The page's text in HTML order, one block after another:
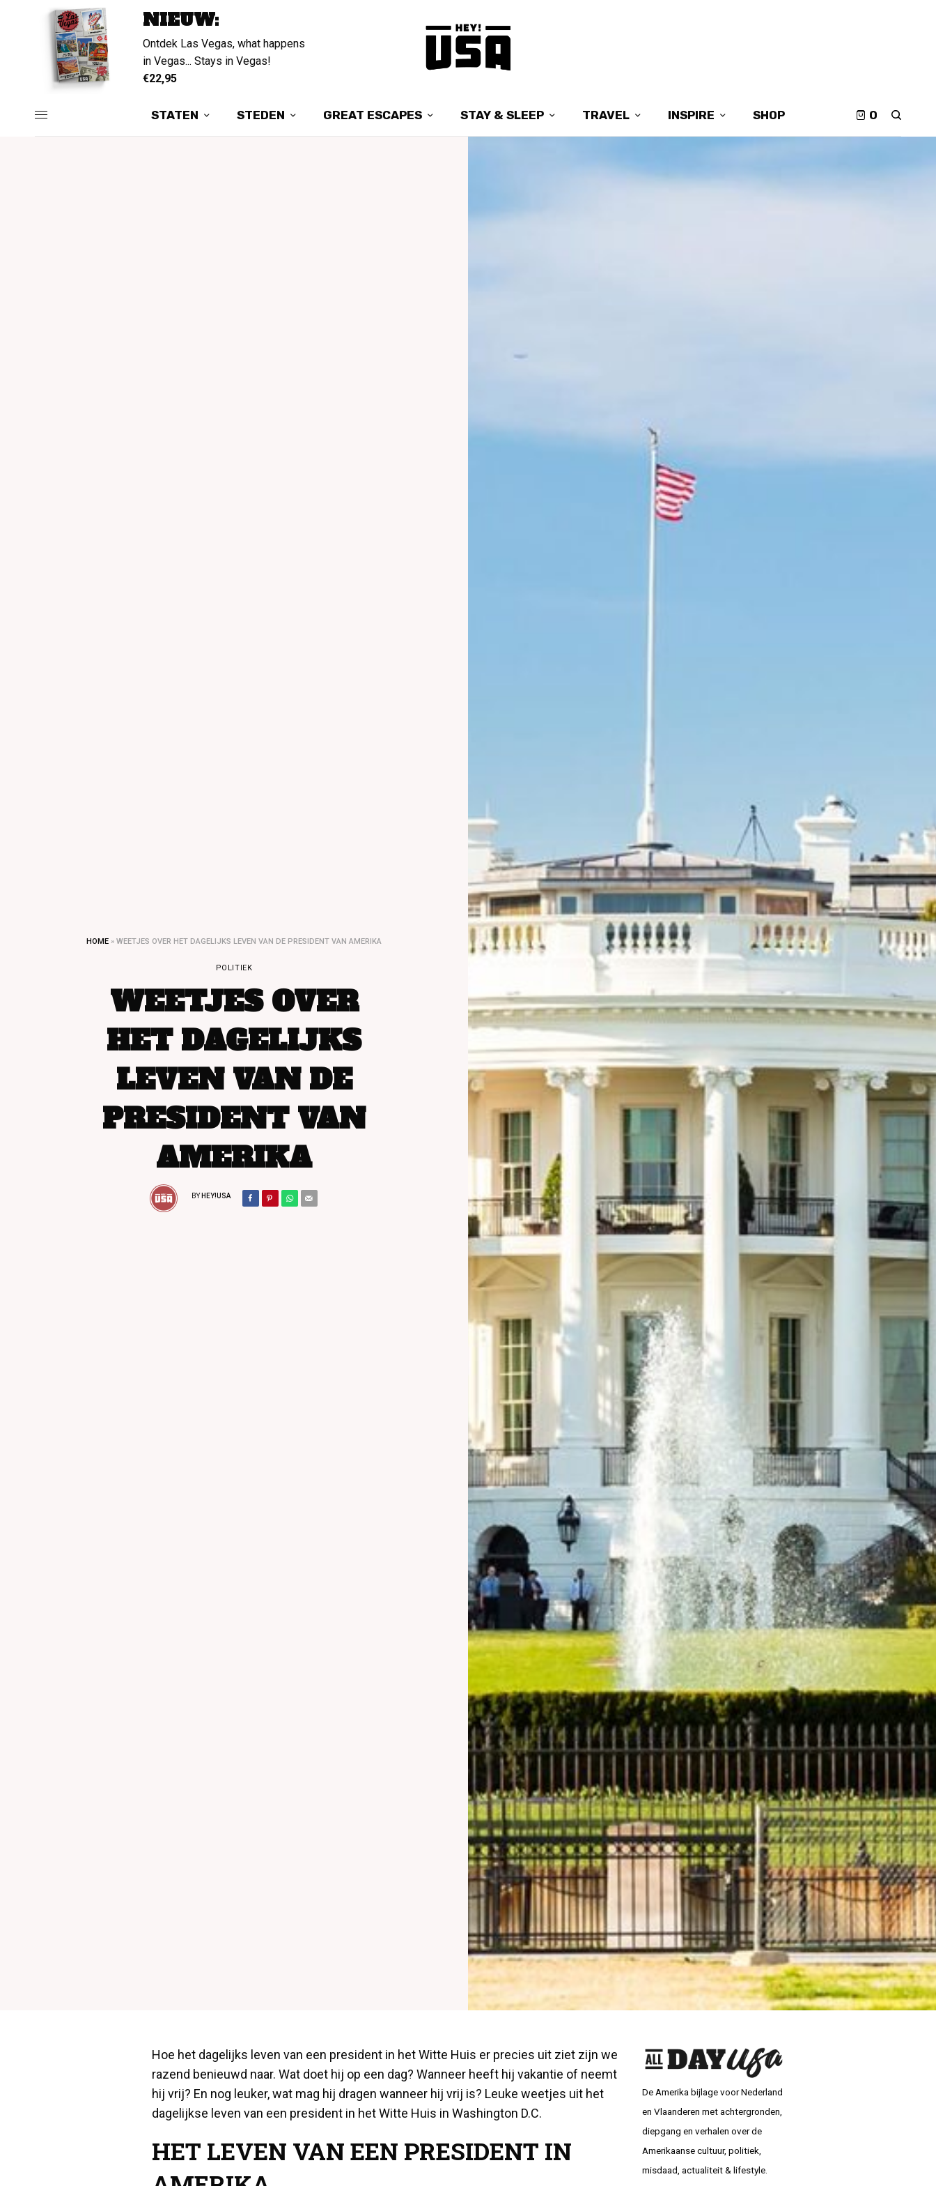
NIEUW:
Ontdek Las Vegas, what happens
in Vegas... Stays in Vegas!
€22,95
STATEN STEDEN GREAT ESCAPES STAY & SLEEP TRAVEL INSPIRE SHOP 0
HOME» WEETJES OVER HET DAGELIJKS LEVEN VAN DE PRESIDENT VAN AMERIKA
POLITIEK
WEETJES OVER
HET DAGELIJKS
LEVEN VAN DE
PRESIDENT VAN
AMERIKA
BY HEY!USA
Hoe het dagelijks leven van een president in het Witte Huis er precies uit ziet zijn we
razend benieuwd naar. Wat doet hij op een dag? Wanneer heeft hij vakantie of neemt
hij vrij? En nog leuker, wat mag hij dragen wanneer hij vrij is? Leuke weetjes uit het
dagelijkse leven van een president in het Witte Huis in Washington D.C.
HET LEVEN VAN EEN PRESIDENT IN
De Amerika bijlage voor Nederland
en Vlaanderen met achtergronden,
diepgang en verhalen over de
Amerikaanse cultuur, politiek,
misdaad, actualiteit & lifestyle.